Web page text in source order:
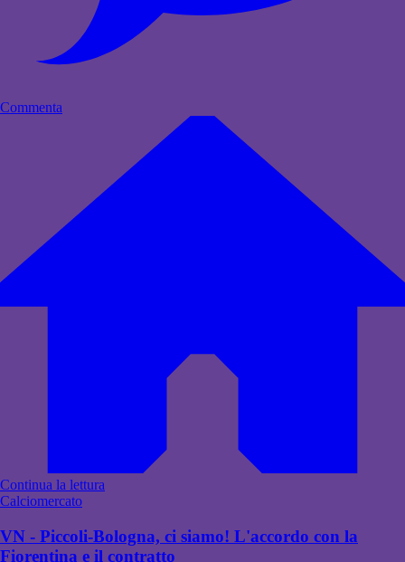
Commenta
Continua la lettura
Calciomercato
VN - Piccoli-Bologna, ci siamo! L'accordo con la
Fiorentina e il contratto